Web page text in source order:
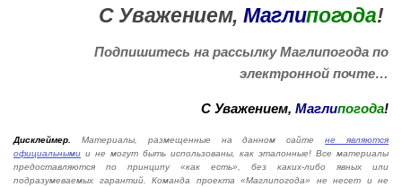
С Уважением, Маглипогода!
Подпишитесь на рассылку Маглипогода по
электронной почте…
С Уважением, Маглипогода!
Дисклеймер. Материалы, размещенные на данном сайтене являются
официальными и не могут быть использованы, как эталонные! Все материалы
предоставляются по принципу «как есть», без каких-либо явных или
подразумеваемых гарантий. Команда проекта «Маглипогода» не несет и не